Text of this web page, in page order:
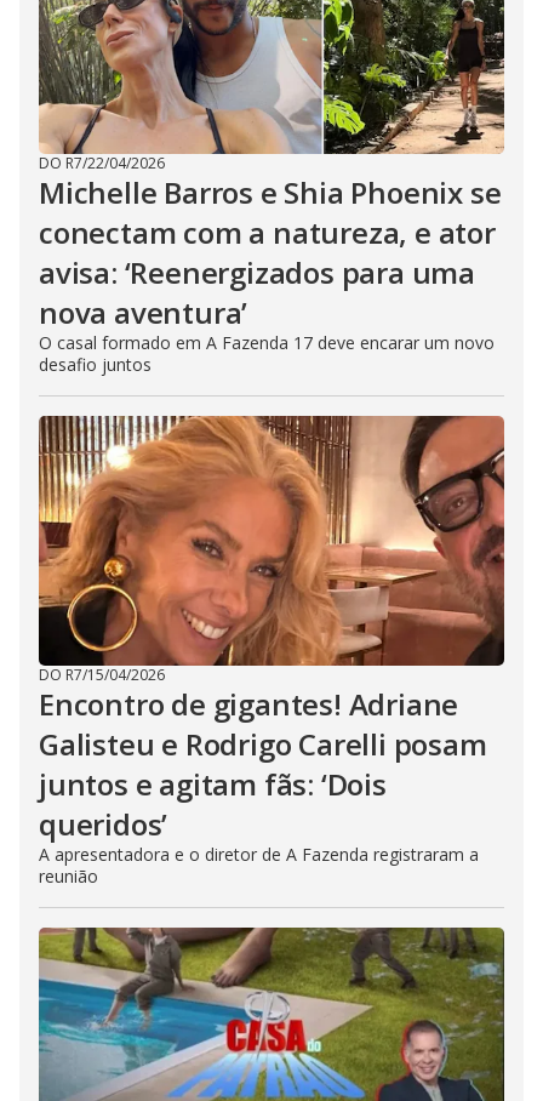
DO R7/22/04/2026
Michelle Barros e Shia Phoenix se
conectam com a natureza, e ator
avisa: ‘Reenergizados para uma
nova aventura’
O casal formado em A Fazenda 17 deve encarar um novo
desafio juntos
DO R7/15/04/2026
Encontro de gigantes! Adriane
Galisteu e Rodrigo Carelli posam
juntos e agitam fãs: ‘Dois
queridos’
A apresentadora e o diretor de A Fazenda registraram a
reunião